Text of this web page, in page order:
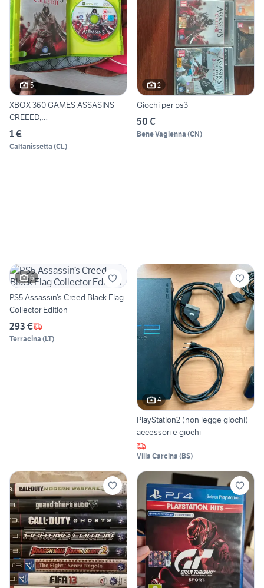
5
XBOX 360 GAMES ASSASINS
CREEED,
DISHONORED,FALLOUT
1 €
Caltanissetta (CL)
2
Giochi per ps3
50 €
Bene Vagienna (CN)
6
PS5 Assassin’s Creed Black Flag
Collector Edition
293 €
Terracina (LT)
4
PlayStation2 (non legge giochi)
accessori e giochi
Villa Carcina (BS)